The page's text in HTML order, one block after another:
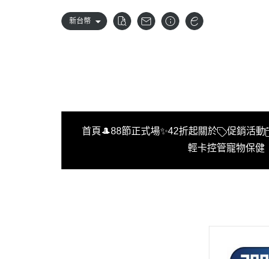
新台幣
首頁 🎩88節正式場✨42折起關於 促銷活動
輕卡控管寵物保健